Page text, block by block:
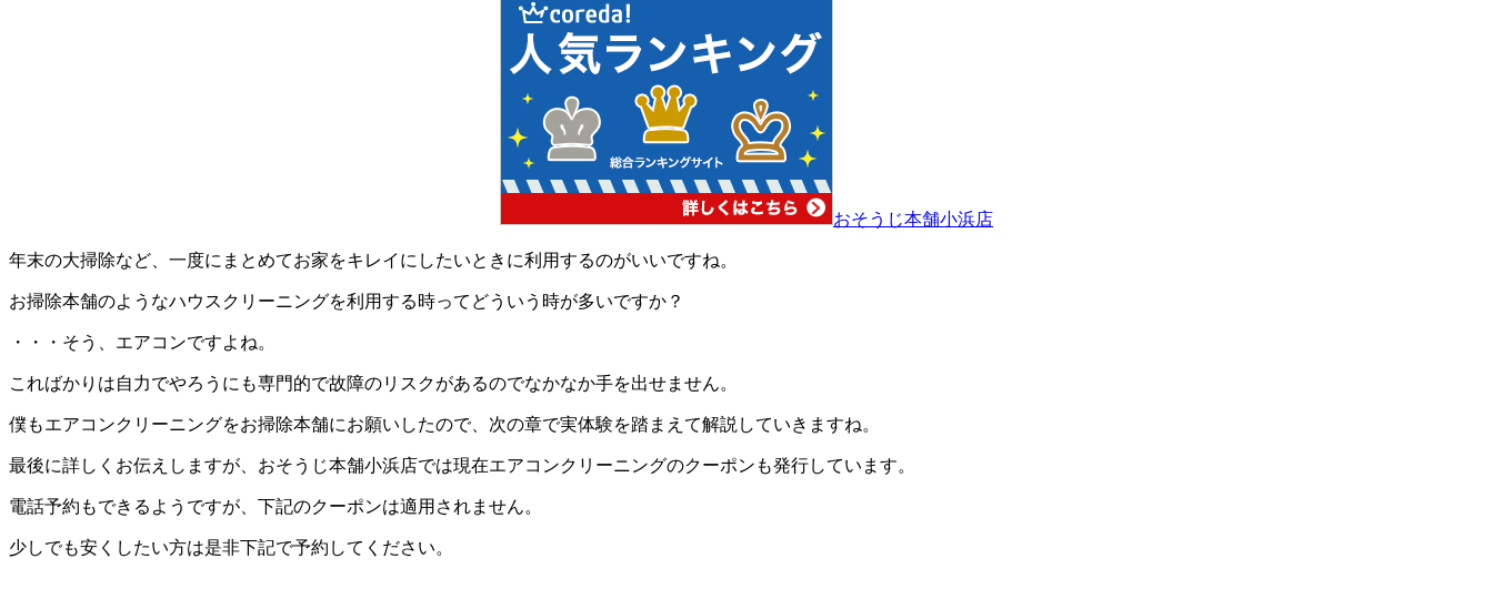
おそうじ本舗小浜店
年末の大掃除など、一度にまとめてお家をキレイにしたいときに利用するのがいいですね。
お掃除本舗のようなハウスクリーニングを利用する時ってどういう時が多いですか？
・・・そう、エアコンですよね。
こればかりは自力でやろうにも専門的で故障のリスクがあるのでなかなか手を出せません。
僕もエアコンクリーニングをお掃除本舗にお願いしたので、次の章で実体験を踏まえて解説していきますね。
最後に詳しくお伝えしますが、おそうじ本舗小浜店では現在エアコンクリーニングのクーポンも発行しています。
電話予約もできるようですが、下記のクーポンは適用されません。
少しでも安くしたい方は是非下記で予約してください。